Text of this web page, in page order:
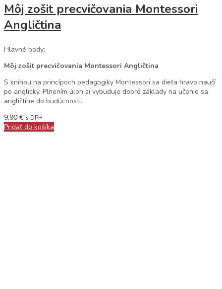
Môj zošit precvičovania Montessori
Angličtina
Hlavné body:
Môj zošit precvičovania Montessori Angličtina
S knihou na princípoch pedagogiky Montessori sa dieťa hravo naučí
po anglicky. Plnením úloh si vybuduje dobré základy na učenie sa
angličtine do budúcnosti.
9,90 € s DPH
Pridať do košíka